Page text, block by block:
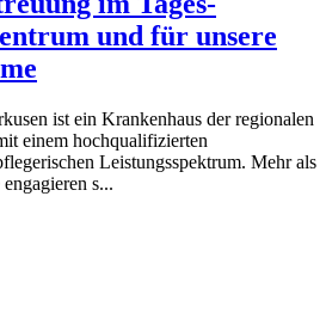
und für unsere
ist ein Krankenhaus der regionalen
einem hochqualifizierten
Leistungsspektrum. Mehr als
s...